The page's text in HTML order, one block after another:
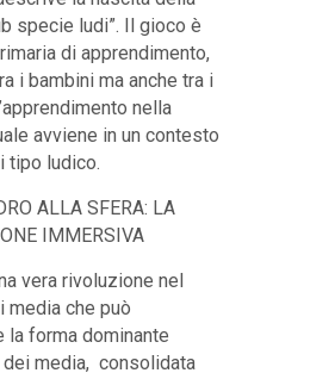
specie ludi”. Il gioco è
di apprendimento,
i bambini ma anche tra i
nella
avviene in un contesto
tipo ludico.
ALLA SFERA: LA
IMMERSIVA
vera rivoluzione nel
media che può
la forma dominante
dei media, consolidata